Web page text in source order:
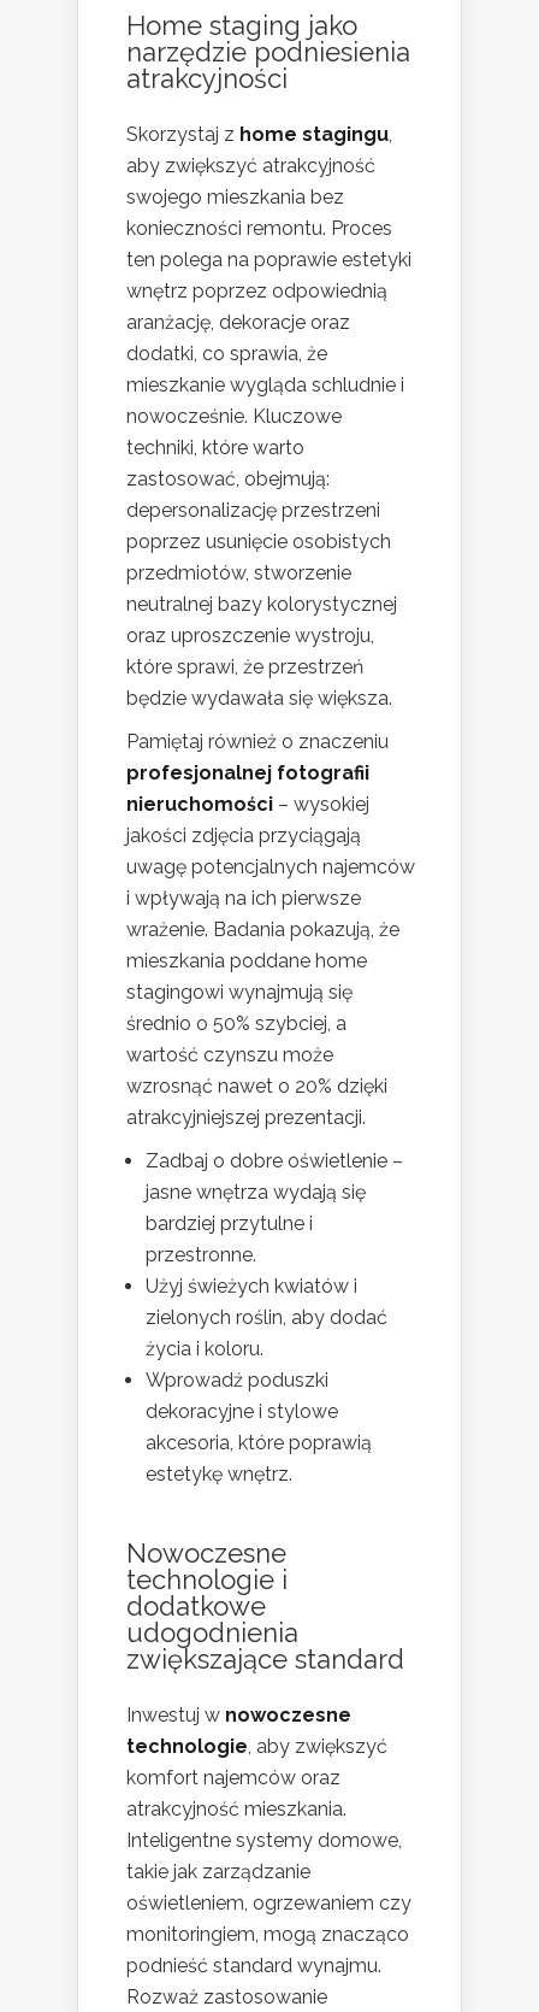
Home staging jako
narzędzie podniesienia
atrakcyjności
Skorzystaj z home stagingu,
aby zwiększyć atrakcyjność
swojego mieszkania bez
konieczności remontu. Proces
ten polega na poprawie estetyki
wnętrz poprzez odpowiednią
aranżację, dekoracje oraz
dodatki, co sprawia, że
mieszkanie wygląda schludnie i
nowocześnie. Kluczowe
techniki, które warto
zastosować, obejmują:
depersonalizację przestrzeni
poprzez usunięcie osobistych
przedmiotów, stworzenie
neutralnej bazy kolorystycznej
oraz uproszczenie wystroju,
które sprawi, że przestrzeń
będzie wydawała się większa.
Pamiętaj również o znaczeniu
profesjonalnej fotografii
nieruchomości – wysokiej
jakości zdjęcia przyciągają
uwagę potencjalnych najemców
i wpływają na ich pierwsze
wrażenie. Badania pokazują, że
mieszkania poddane home
stagingowi wynajmują się
średnio o 50% szybciej, a
wartość czynszu może
wzrosnąć nawet o 20% dzięki
atrakcyjniejszej prezentacji.
Zadbaj o dobre oświetlenie –
jasne wnętrza wydają się
bardziej przytulne i
przestronne.
Użyj świeżych kwiatów i
zielonych roślin, aby dodać
życia i koloru.
Wprowadź poduszki
dekoracyjne i stylowe
akcesoria, które poprawią
estetykę wnętrz.
Nowoczesne
technologie i
dodatkowe
udogodnienia
zwiększające standard
Inwestuj w nowoczesne
technologie, aby zwiększyć
komfort najemców oraz
atrakcyjność mieszkania.
Inteligentne systemy domowe,
takie jak zarządzanie
oświetleniem, ogrzewaniem czy
monitoringiem, mogą znacząco
podnieść standard wynajmu.
Rozważ zastosowanie